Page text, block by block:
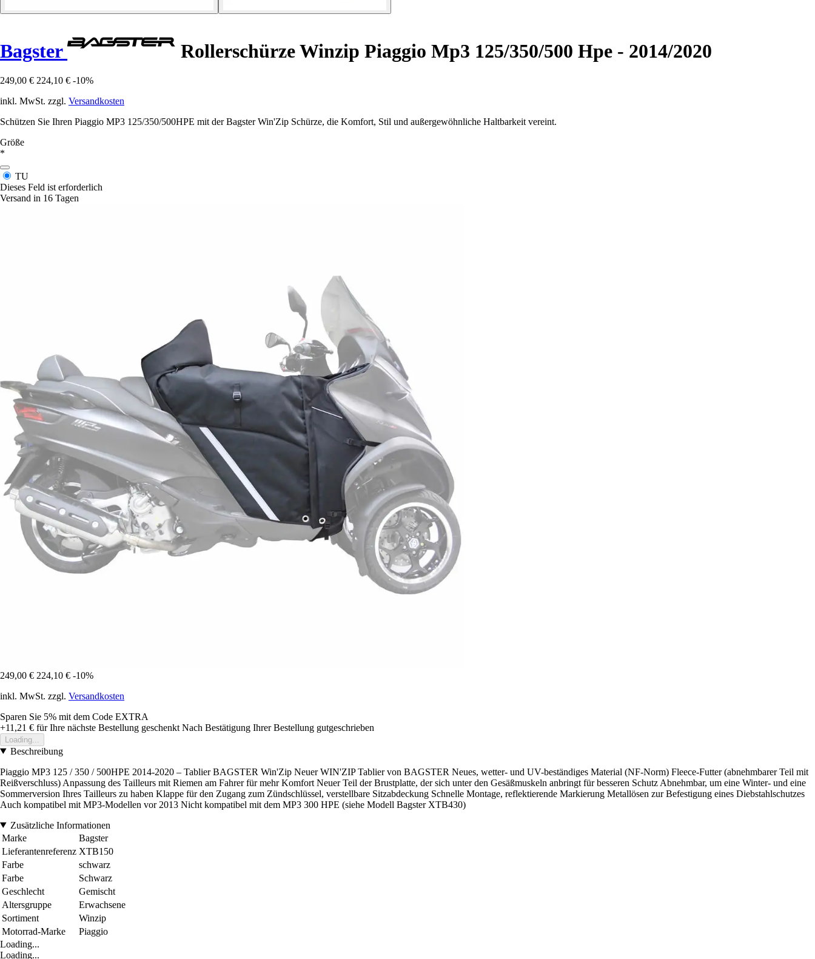
Bagster Rollerschürze Winzip Piaggio Mp3 125/350/500 Hpe - 2014/2020
249,00 € 224,10 € -10%
inkl. MwSt. zzgl. Versandkosten
Schützen Sie Ihren Piaggio MP3 125/350/500HPE mit der Bagster Win'Zip Schürze, die Komfort, Stil und außergewöhnliche Haltbarkeit vereint.
Größe
*
TU
Dieses Feld ist erforderlich
Versand in 16 Tagen
249,00 € 224,10 € -10%
inkl. MwSt. zzgl. Versandkosten
Sparen Sie 5% mit dem Code EXTRA
+11,21 € für Ihre nächste Bestellung geschenkt Nach Bestätigung Ihrer Bestellung gutgeschrieben
Loading...
Beschreibung
Piaggio MP3 125 / 350 / 500HPE 2014-2020 – Tablier BAGSTER Win'Zip Neuer WIN'ZIP Tablier von BAGSTER Neues, wetter- und UV-beständiges Material (NF-Norm) Fleece-Futter (abnehmbarer Teil mit
Reißverschluss) Anpassung des Tailleurs mit Riemen am Fahrer für mehr Komfort Neuer Teil der Brustplatte, der sich unter den Gesäßmuskeln anbringt für besseren Schutz Abnehmbar, um eine Winter- und eine
Sommerversion Ihres Tailleurs zu haben Klappe für den Zugang zum Zündschlüssel, verstellbare Sitzabdeckung Schnelle Montage, reflektierende Markierung Metallösen zur Befestigung eines Diebstahlschutzes
Auch kompatibel mit MP3-Modellen vor 2013 Nicht kompatibel mit dem MP3 300 HPE (siehe Modell Bagster XTB430)
Zusätzliche Informationen
Marke
Bagster
Lieferantenreferenz XTB150
Farbe
schwarz
Farbe
Schwarz
Geschlecht
Gemischt
Altersgruppe
Erwachsene
Sortiment
Winzip
Motorrad-Marke
Piaggio
Loading...
Loading...